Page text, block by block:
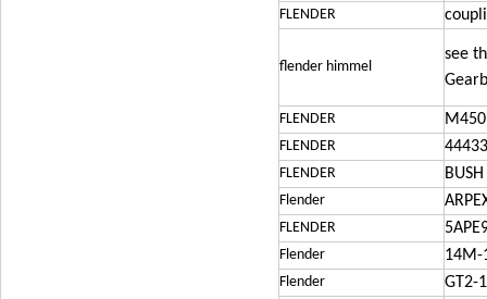
FLENDER
flender himmel
see
FLENDER
FLENDER
FLENDER
Flender
FLENDER
Flender 14M-
Flender GT2-